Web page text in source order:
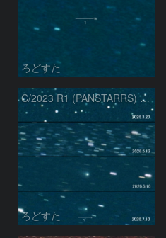
ろどすた
C/2023 R1 (PANSTARRS) の変化
ろどすた